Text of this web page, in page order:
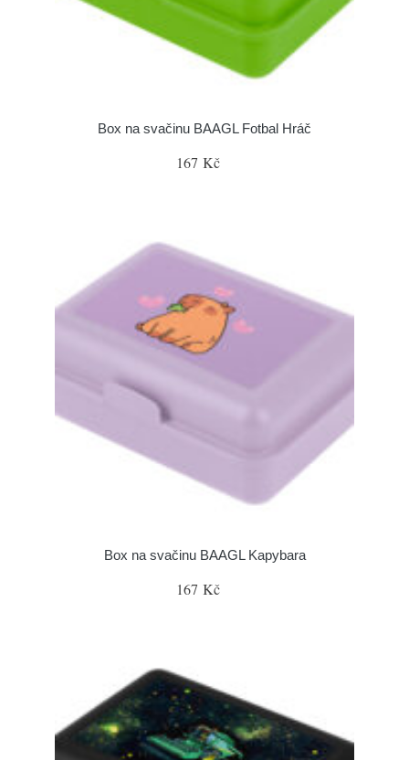
Box na svačinu BAAGL Fotbal Hráč
167 Kč
Box na svačinu BAAGL Kapybara
167 Kč